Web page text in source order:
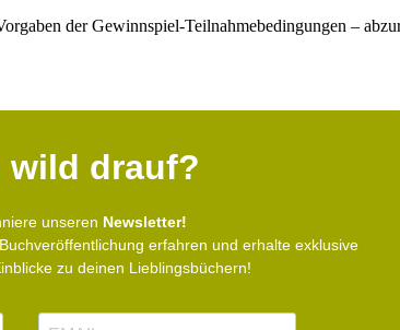
der Gewinnspiel-Teilnahmebedingungen –
wild drauf?
unseren Newsletter!
erfahren und erhalte exklusive
zu deinen Lieblingsbüchern!